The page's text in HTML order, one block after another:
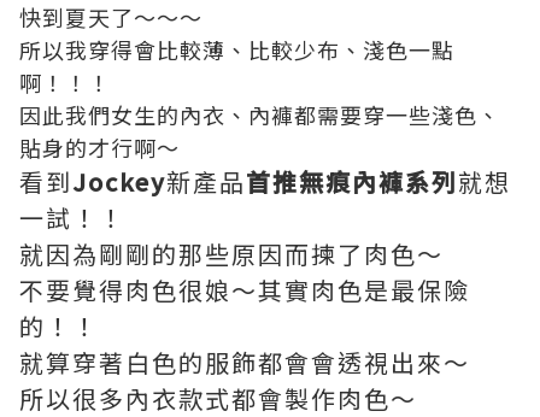
快到夏天了～～～
所以我穿得會比較薄、比較少布、淺色一點
啊！！！
因此我們女生的內衣、內褲都需要穿一些淺色、
貼身的才行啊～
看到Jockey新產品首推無痕內褲系列就想
一試！！
就因為剛剛的那些原因而揀了肉色～
不要覺得肉色很娘～其實肉色是最保險
的！！
就算穿著白色的服飾都會會透視出來～
所以很多內衣款式都會製作肉色～